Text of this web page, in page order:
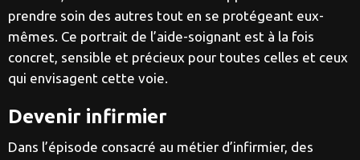
prendre soin des autres tout en se protégeant eux-
mêmes. Ce portrait de l’aide-soignant est à la fois
concret, sensible et précieux pour toutes celles et ceux
qui envisagent cette voie.
Devenir infirmier
Dans l’épisode consacré au métier d’infirmier, des